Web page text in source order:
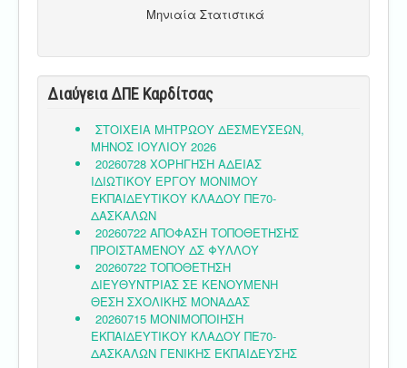
Μηνιαία Στατιστικά
Διαύγεια ΔΠΕ Καρδίτσας